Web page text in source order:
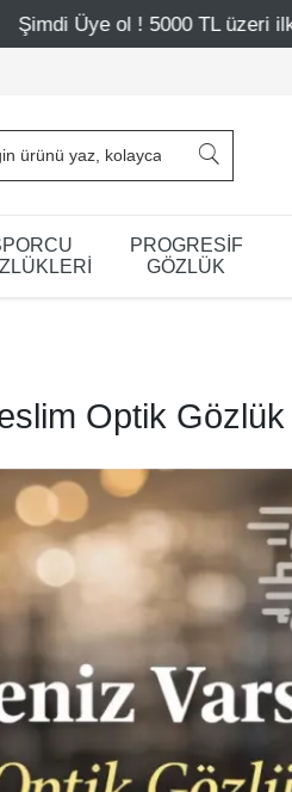
TL üzeri ilk alışverişinde
PROGRESİF
GÖZLÜK
Optik